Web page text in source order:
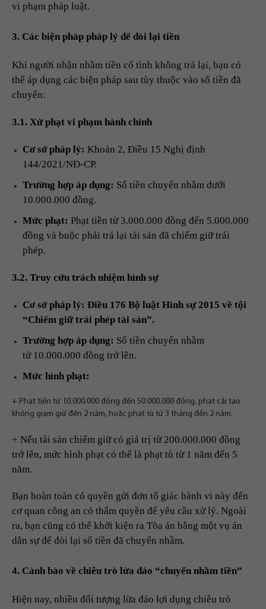
vi phạm pháp luật.
3. Các biện pháp pháp lý để đòi lại tiền
Khi người nhận nhầm tiền cố tình không trả lại, bạn có
thể áp dụng các biện pháp sau tùy thuộc vào số tiền đã
chuyển:
3.1. Xử phạt vi phạm hành chính
Cơ sở pháp lý: Khoản 2, Điều 15 Nghị định
144/2021/NĐ-CP.
Trường hợp áp dụng: Số tiền chuyển nhầm dưới
10.000.000 đồng.
Mức phạt: Phạt tiền từ 3.000.000 đồng đến 5.000.000
đồng và buộc phải trả lại tài sản đã chiếm giữ trái
phép.
3.2. Truy cứu trách nhiệm hình sự
Cơ sở pháp lý: Điều 176 Bộ luật Hình sự 2015 về tội
“Chiếm giữ trái phép tài sản”.
Trường hợp áp dụng: Số tiền chuyển nhầm
từ 10.000.000 đồng trở lên.
Mức hình phạt:
+ Phạt tiền từ 10.000.000 đồng đến 50.000.000 đồng, phạt cải tạo
không giam giữ đến 2 năm, hoặc phạt tù từ 3 tháng đến 2 năm.
+ Nếu tài sản chiếm giữ có giá trị từ 200.000.000 đồng
trở lên, mức hình phạt có thể là phạt tù từ 1 năm đến 5
năm.
Bạn hoàn toàn có quyền gửi đơn tố giác hành vi này đến
cơ quan công an có thẩm quyền để yêu cầu xử lý. Ngoài
ra, bạn cũng có thể khởi kiện ra Tòa án bằng một vụ án
dân sự để đòi lại số tiền đã chuyển nhầm.
4. Cảnh báo về chiêu trò lừa đảo “chuyển nhầm tiền”
Hiện nay, nhiều đối tượng lừa đảo lợi dụng chiêu trò